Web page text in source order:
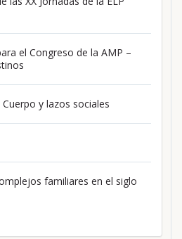
el Congreso de la AMP –
y lazos sociales
familiares en el siglo